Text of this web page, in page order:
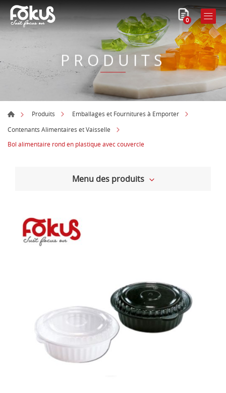
0
PRODUITS
Produits
Emballages et Fournitures à Emporter
Contenants Alimentaires et Vaisselle
Bol alimentaire rond en plastique avec couvercle
Menu des produits